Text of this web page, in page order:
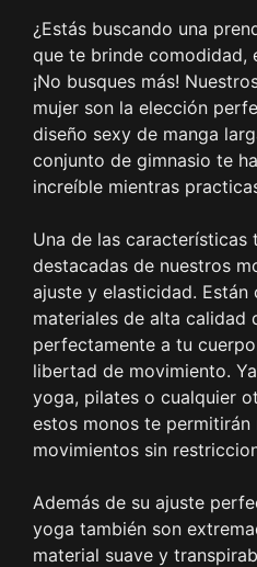
¿Estás buscando una
que te brinde comodidad,
¡No busques más!
mujer son la elección
diseño sexy de manga
conjunto de gimnasio te
increíble mientras
Una de las características
destacadas de nuestros
ajuste y elasticidad.
materiales de alta calidad
perfectamente a tu
libertad de movimiento.
yoga, pilates o cualquier
estos monos te
movimientos sin
Además de su ajuste
yoga también son
material suave y